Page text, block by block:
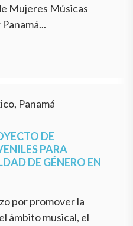
Mujeres Músicas
Panamá
DE
PARA
DE GÉNERO EN
por promover la
ámbito musical, el